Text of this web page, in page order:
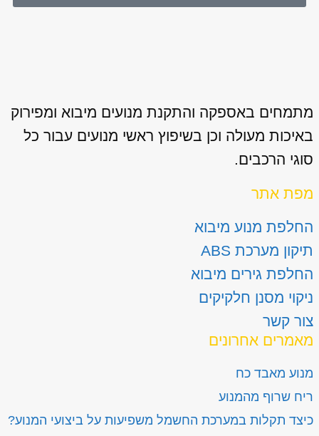
מתמחים באספקה והתקנת מנועים מיבוא ומפירוק
באיכות מעולה וכן בשיפוץ ראשי מנועים עבור כל
סוגי הרכבים.
מפת אתר
החלפת מנוע מיבוא
תיקון מערכת ABS
החלפת גירים מיבוא
ניקוי מסנן חלקיקים
צור קשר
מאמרים אחרונים
מנוע מאבד כח
ריח שרוף מהמנוע
כיצד תקלות במערכת החשמל משפיעות על ביצועי המנוע?